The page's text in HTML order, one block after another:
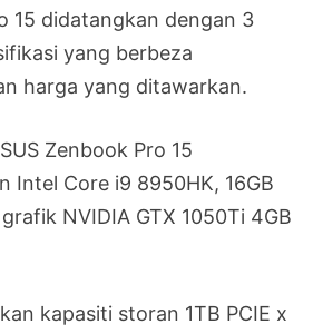
15 didatangkan dengan 3
yang berbeza
harga yang ditawarkan.
Zenbook Pro 15
Intel Core i9 8950HK, 16GB
NVIDIA GTX 1050Ti 4GB
kapasiti storan 1TB PCIE x